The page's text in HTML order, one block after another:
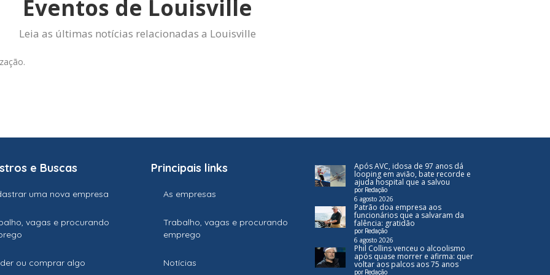
Eventos de Louisville
Leia as últimas notícias relacionadas a Louisville
e Buscas
uma nova empresa
vagas e procurando
ou comprar algo
Principais links
As empresas
Trabalho, vagas e procurando
emprego
Notícias
Após AVC, idosa de 97 anos dá
looping em avião, bate recorde e
ajuda hospital que a salvou
por Redação
6 agosto 2026
Patrão doa empresa aos
funcionários que a salvaram da
falência: gratidão
por Redação
6 agosto 2026
Phil Collins venceu o alcoolismo
após quase morrer e afirma: quer
voltar aos palcos aos 75 anos
por Redação